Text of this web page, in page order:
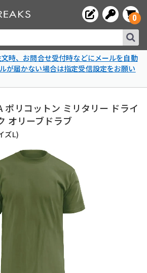
0
文時、お問合せ受付時などにメールを自動
が届かない場合は指定受信設定をお願い
ポリコットン ミリタリー ドライ
オリーブドラブ
ズL)